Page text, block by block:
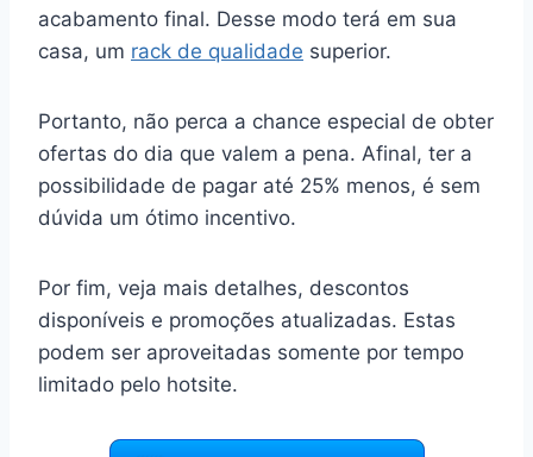
acabamento final. Desse modo terá em sua
casa, um rack de qualidade superior.
Portanto, não perca a chance especial de obter
ofertas do dia que valem a pena. Afinal, ter a
possibilidade de pagar até 25% menos, é sem
dúvida um ótimo incentivo.
Por fim, veja mais detalhes, descontos
disponíveis e promoções atualizadas. Estas
podem ser aproveitadas somente por tempo
limitado pelo hotsite.